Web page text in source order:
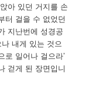
아 있던 거지를 손
터 걸을 수 없었던
지난번에 성경공
내게 있는 것으
로 일어나 걸으라’
걷게 된 장면입니